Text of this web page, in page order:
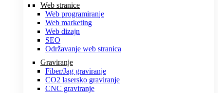
Web stranice
Web programiranje
Web marketing
Web dizajn
SEO
Održavanje web stranica
Graviranje
Fiber/Jag graviranje
CO2 lasersko graviranje
CNC graviranje